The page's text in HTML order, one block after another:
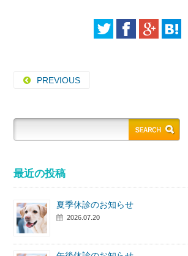
PREVIOUS
最近の投稿
夏季休診のお知らせ
2026.07.20